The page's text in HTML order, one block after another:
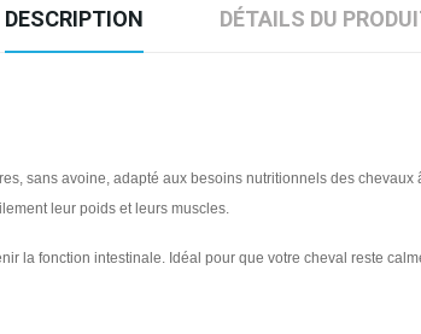
DESCRIPTION DÉTAILS DU
sans avoine, adapté aux besoins nutritionnels des
leur poids et leurs muscles.
la fonction intestinale. Idéal pour que votre cheval reste